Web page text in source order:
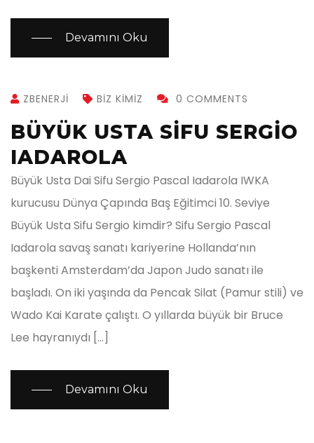
Devamını Oku
ZBENERJI BIZ KIMIZ 0 COMMENTS
BÜYÜK USTA SIFU SERGIO
IADAROLA
Büyük Usta Dai Sifu Sergio Pascal Iadarola IWKA
kurucusu Dünya Çapında Baş Eğitimci 10. Seviye
Büyük Usta Sifu Sergio kimdir? Sifu Sergio Pascal
Iadarola savaş sanatı kariyerine Hollanda’nın
başkenti Amsterdam’da Japon Judo sanatı ile
başladı. On iki yaşında da Pencak Silat (Pamur stili) ve
Wado Kai Karate çalıştı. O yıllarda büyük bir Bruce
Lee hayranıydı […]
Devamını Oku